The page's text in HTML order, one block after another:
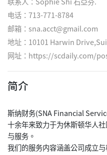
电话：713-771-8784
邮箱：sna.acct@gmail.com
地址：10101 Harwin
网址： https://scdaily.com/
简介
斯纳财务(SNA Financial
十余年来致力于为休斯顿华人
与服务。
我们的服务内容涵盖公司成立